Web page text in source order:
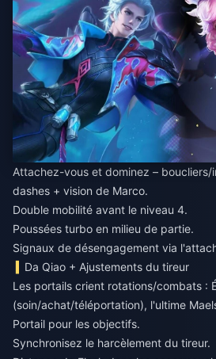
Attachez-vous et dominez – boucliers/
dashes + vision de Marco.
Double mobilité avant le niveau 4.
Poussées turbo en milieu de partie.
Signaux de désengagement via
Da Qiao + Ajustements du tireur
Les portails crient rotations/combats :
(soin/achat/téléportation), l'ultime
Portail pour les objectifs.
Synchronisez le harcèlement du tireur.